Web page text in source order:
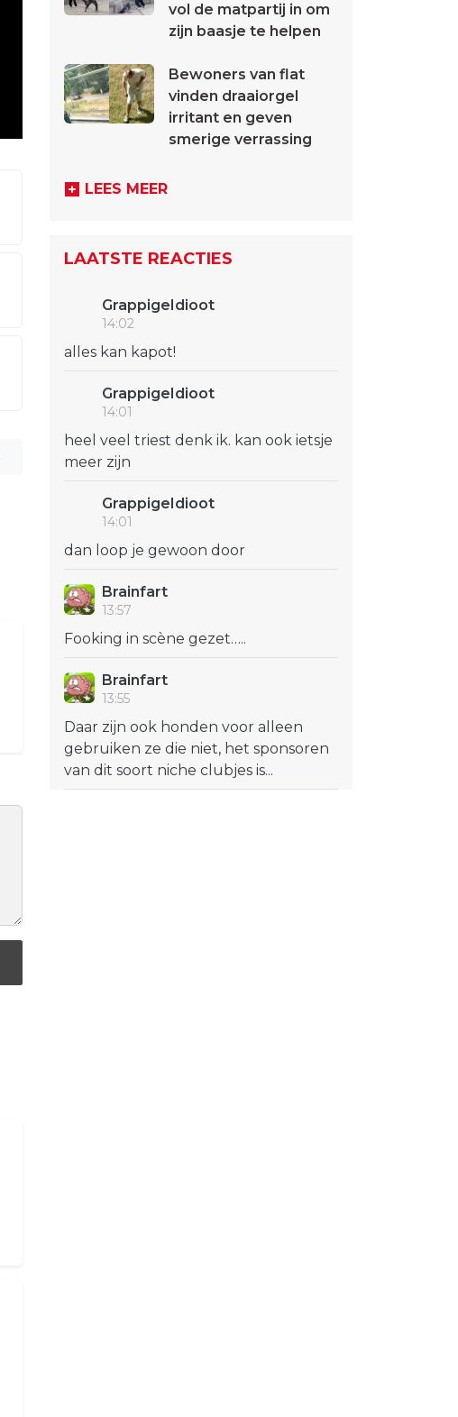
vol de matpartij in om
zijn baasje te helpen
Bewoners van flat
vinden draaiorgel
irritant en geven
smerige verrassing
LEES MEER
LAATSTE REACTIES
GrappigeIdioot
14:02
alles kan kapot!
GrappigeIdioot
14:01
heel veel triest denk ik. kan ook ietsje
meer zijn
GrappigeIdioot
14:01
dan loop je gewoon door
Brainfart
13:57
Fooking in scène gezet…..
Brainfart
13:55
Daar zijn ook honden voor alleen
gebruiken ze die niet, het sponsoren
van dit soort niche clubjes is...